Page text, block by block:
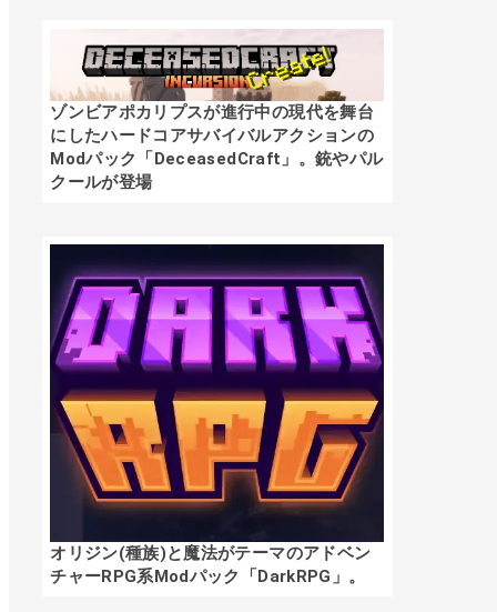
ゾンビアポカリプスが進行中の現代を舞台
にしたハードコアサバイバルアクションの
Modパック「DeceasedCraft」。銃やパル
クールが登場
オリジン(種族)と魔法がテーマのアドベン
チャーRPG系Modパック「DarkRPG」。